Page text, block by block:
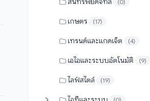
(0)
เกษตร (17)
เทรนด์และแกดเจ็ต (4)
เอไอและระบบอัตโนมัติ (9)
ไลฟ์สไตล์ (19)